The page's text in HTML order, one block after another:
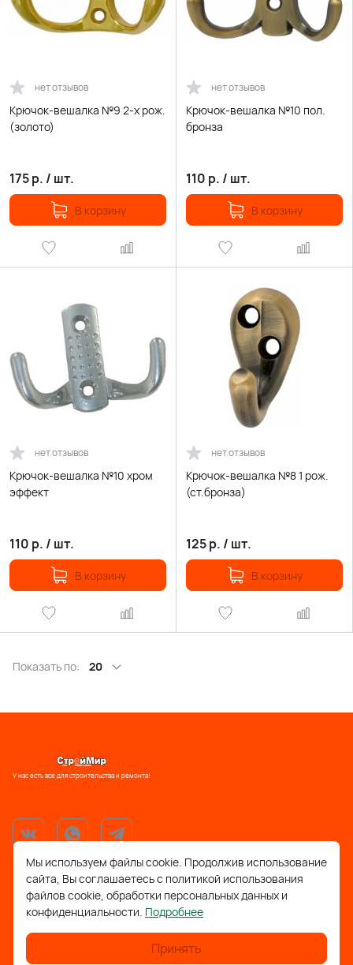
нет отзывов
Крючок-вешалка №9 2-х рож.
(золото)
175р. / шт.
В корзину
нет отзывов
Крючок-вешалка №10 пол.
бронза
110 р. / шт.
В корзину
нет отзывов
Крючок-вешалка №10 хром
эффект
110 р. / шт.
В корзину
нет отзывов
Крючок-вешалка №8 1 рож.
(ст.бронза)
125р. / шт.
В корзину
Показать по: 20
У нас есть все для строительства и ремонта!
support@stroymir48.ru
Липецкая обл., г. Грязи, ул. 30 лет Победы, 52, ТРЦ
Мы используем файлы cookie. Продолжив использование
сайта, Вы соглашаетесь с политикой использования
файлов cookie, обработки персональных данных и
конфиденциальности. Подробнее
Принять